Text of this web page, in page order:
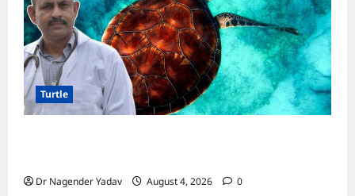
Turtle
Dr Nagender Yadav August 4, 2026 0